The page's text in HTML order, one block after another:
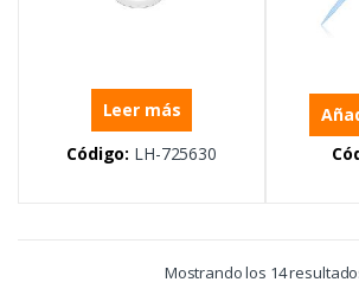
Leer más
Código: LH-725630
Mostrando los 14